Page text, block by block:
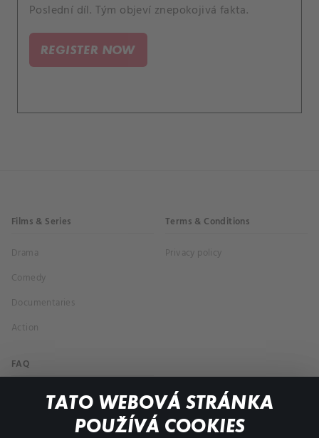
TATO WEBOVÁ STRÁNKA
POUŽÍVÁ COOKIES
Poslední díl. Tým objeví znepokojivá fakta.
REGISTER NOW
Films & Series
Drama
Comedy
Documentaries
Action
Terms & Conditions
Privacy policy
FAQ
My profile